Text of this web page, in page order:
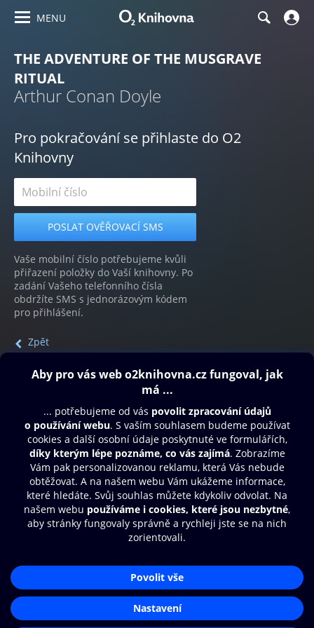
MENU
THE ADVENTURE OF THE MUSGRAVE
RITUAL
Arthur Conan Doyle
Pro pokračování se přihlaste do O2
Knihovny
Vaše mobilní číslo potřebujeme kvůli
přiřazení položky do Vaší knihovny. Po
zadání Vašeho telefonního čísla
obdržíte SMS s jednorázovým kódem
pro přihlášení.
Zpět
Obsah ke stažení
Moje O2 Knihovna
Další zábava
© O2 Czech Republic a.s.
Přístupnost
Zásady zpracování osobních údajůAplikace O2 Knihovna
Čti a poslouchej své e-knihy a
audioknihy rychleji a pohodlněji.